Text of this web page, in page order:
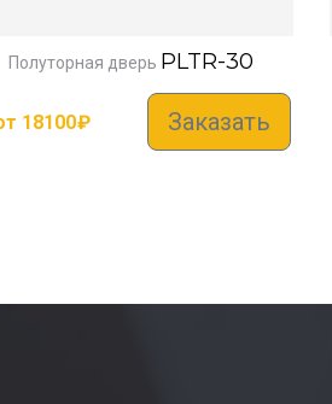
Полуторная дверь PLTR-30
18100₽ Заказать